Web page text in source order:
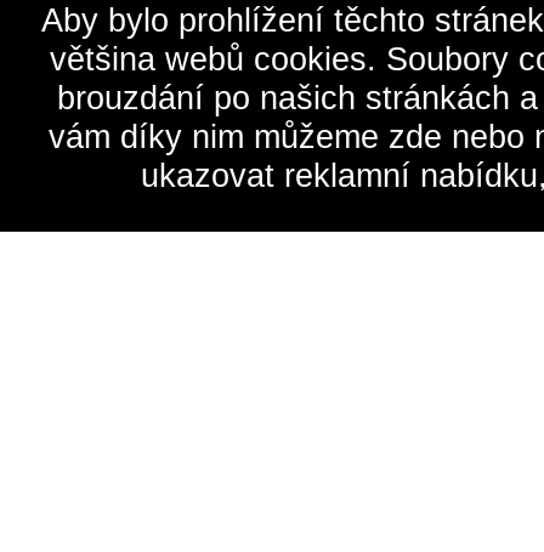
Aby bylo prohlížení těchto
většina webů cookies. Soubory
brouzdání po našich stránkách
vám díky nim můžeme zde
ukazovat reklamní